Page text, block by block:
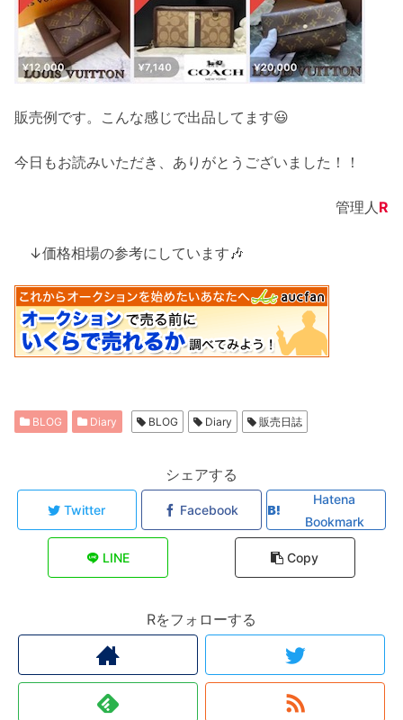
販売例です。こんな感じで出品してます😃
今日もお読みいただき、ありがとうございました！！
管理人R
↓価格相場の参考にしています🎶
BLOG Diary BLOG Diary 販売日誌
シェアする
Twitter Facebook
Hatena
Bookmark
LINE Copy
Rをフォローする